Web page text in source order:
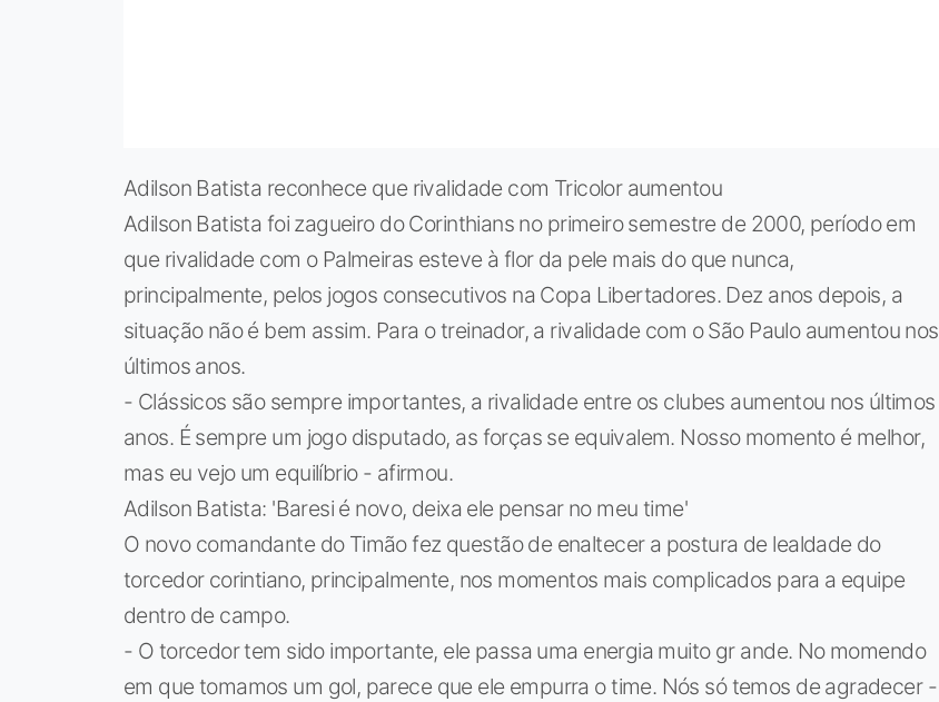
Adilson Batista reconhece que rivalidade com Tricolor aumentou
Adilson Batista foi zagueiro do Corinthians no primeiro semestre de 2000, período em
que rivalidade com o Palmeiras esteve à flor da pele mais do que nunca,
principalmente, pelos jogos consecutivos na Copa Libertadores. Dez anos depois, a
situação não é bem assim. Para o treinador, a rivalidade com o São Paulo aumentou nos
últimos anos.
- Clássicos são sempre importantes, a rivalidade entre os clubes aumentou nos últimos
anos. É sempre um jogo disputado, as forças se equivalem. Nosso momento é melhor,
mas eu vejo um equilíbrio - afirmou.
Adilson Batista: 'Baresi é novo, deixa ele pensar no meu time'
O novo comandante do Timão fez questão de enaltecer a postura de lealdade do
torcedor corintiano, principalmente, nos momentos mais complicados para a equipe
dentro de campo.
- O torcedor tem sido importante, ele passa uma energia muito gr ande. No momendo
em que tomamos um gol, parece que ele empurra o time. Nós só temos de agradecer -